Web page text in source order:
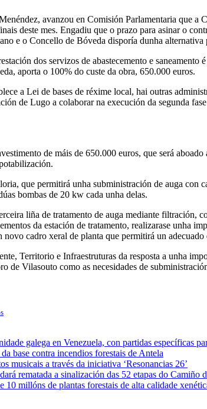
avanzou en Comisión Parlamentaria que
deste mes. Engadiu que o prazo para asinar o
e o Concello de Bóveda disporía dunha
dos servizos de abastecemento e
aporta o 100% do custe da obra, 650.000 euros.
a Lei de bases de réxime local, hai outras
de Lugo a colaborar na execución da segunda
de máis de 650.000 euros, que será
que permitirá unha subministración de auga con
bombas de 20 kw cada unha delas.
liña de tratamento de auga mediante filtración,
da estación de tratamento, realizarase unha
cadro xeral de planta que permitirá un
Territorio e Infraestruturas da resposta a unha
de Vilasouto como as necesidades de
galega en Venezuela, con partidas específicas
base contra incendios forestais de Antela
musicais a través da iniciativa ‘Resonancias 26’
rematada a sinalización das 52 etapas do Camiño
10 millóns de plantas forestais de alta calidade